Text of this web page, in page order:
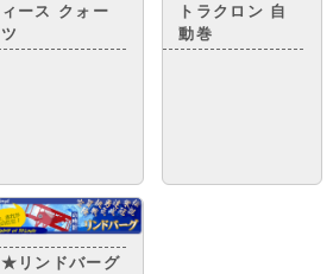
ィース クォー
ツ
トラクロン 自
動巻
★リンドバーグ